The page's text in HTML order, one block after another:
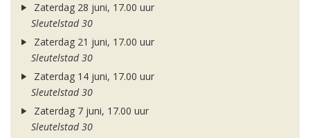
Zaterdag 28 juni, 17.00 uur
Sleutelstad 30
Zaterdag 21 juni, 17.00 uur
Sleutelstad 30
Zaterdag 14 juni, 17.00 uur
Sleutelstad 30
Zaterdag 7 juni, 17.00 uur
Sleutelstad 30